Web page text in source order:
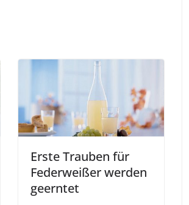
Erste Trauben für
Federweißer werden
geerntet